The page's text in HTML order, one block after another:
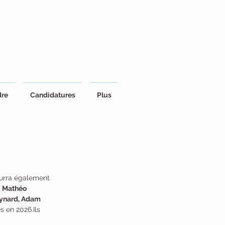
Candidatures Plus
également
Mathéo
Adam
en 2026.Ils